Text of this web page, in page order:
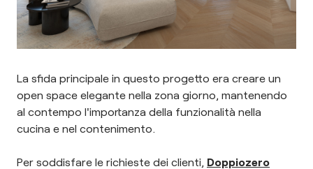
La sfida principale in questo progetto era creare un
open space elegante nella zona giorno, mantenendo
al contempo l'importanza della funzionalità nella
cucina e nel contenimento.
Per soddisfare le richieste dei clienti, Doppiozero